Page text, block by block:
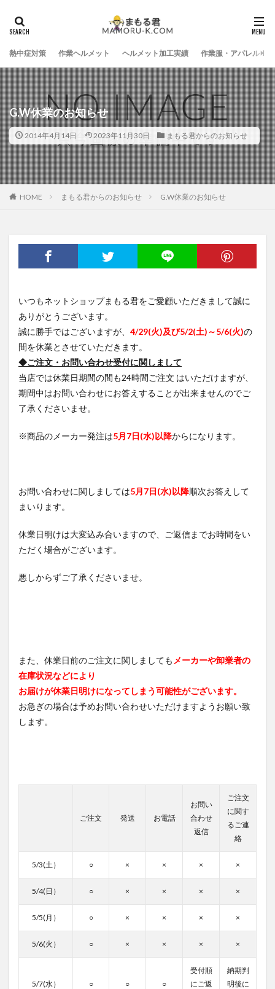
熱中症対策 作業ヘルメット ヘルメット加工実績 作業服・アパレル
G.W休業のお知らせ
2014年4月14日 2023年11月30日 まもる君からのお知らせ
HOME まもる君からのお知らせ G.W休業のお知らせ
いつもネットショップまもる君をご愛顧いただきまして誠に
ありがとうございます。
誠に勝手ではございますが、 4/29(火)及び5/2(土)～5/6(火)の
間を休業とさせていただきます。
◆ご注文・お問い合わせ受付に関しまして
当店では休業日期間の間も24時間ご注文 はいただけますが、
期間中はお問い合わせにお答えすることが出来ませんのでご
了承くださいませ。
※商品のメーカー発注は5月7日(水)以降からになります。
お問い合わせに関しましては5月7日(水)以降順次お答えして
まいります。
休業日明けは大変込み合いますので、ご返信までお時間をい
ただく場合がございます。
悪しからずご了承くださいませ。
また、休業日前のご注文に関しましても メーカーや卸業者の
在庫状況などにより
お届けが休業日明けになってしまう可能性がございます。
お急ぎの場合は予めお問い合わせいただけますようお願い致
します。
ご注文 発送 お電話
お問い
合わせ
返信
ご注文
に関す
るご連
絡
5/3(土） ○ × × × ×
5/4(日） ○ × × × ×
5/5(月） ○ × × × ×
5/6(火） ○ × × × ×
5/7(水） ○ ○ ○
受付順
にご返
納期判
明後に